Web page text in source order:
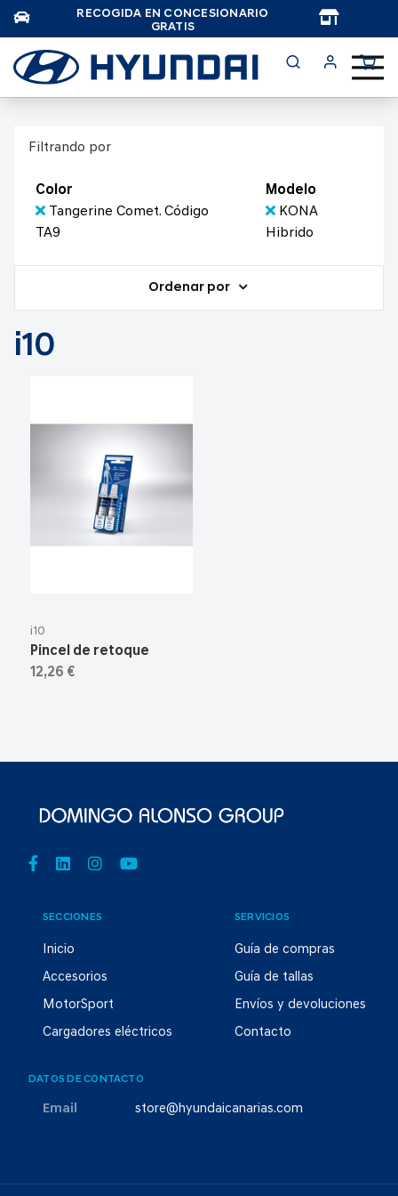
RECOGIDA EN CONCESIONARIO
GRATIS
Filtrando por
Color
Tangerine Comet. Código
TA9
Modelo
KONA
Hibrido
Ordenar por
i10
i10
Pincel de retoque
12,26 €
SECCIONES
Inicio
Accesorios
MotorSport
Cargadores eléctricos
SERVICIOS
Guía de compras
Guía de tallas
Envíos y devoluciones
Contacto
DATOS DE CONTACTO
Email store@hyundaicanarias.com